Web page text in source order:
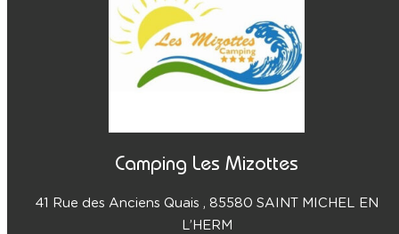
Camping Les Mizottes
41 Rue des Anciens Quais , 85580 SAINT MICHEL EN
L’HERM